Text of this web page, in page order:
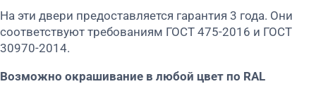
На эти двери предоставляется гарантия 3 года. Они
соответствуют требованиям ГОСТ 475-2016 и ГОСТ
30970-2014.
Возможно окрашивание в любой цвет по RAL